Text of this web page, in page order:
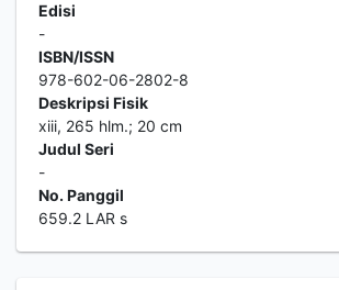
Edisi
-
ISBN/ISSN
978-602-06-2802-8
Deskripsi Fisik
xiii, 265 hlm.; 20 cm
Judul Seri
-
No. Panggil
659.2 LAR s